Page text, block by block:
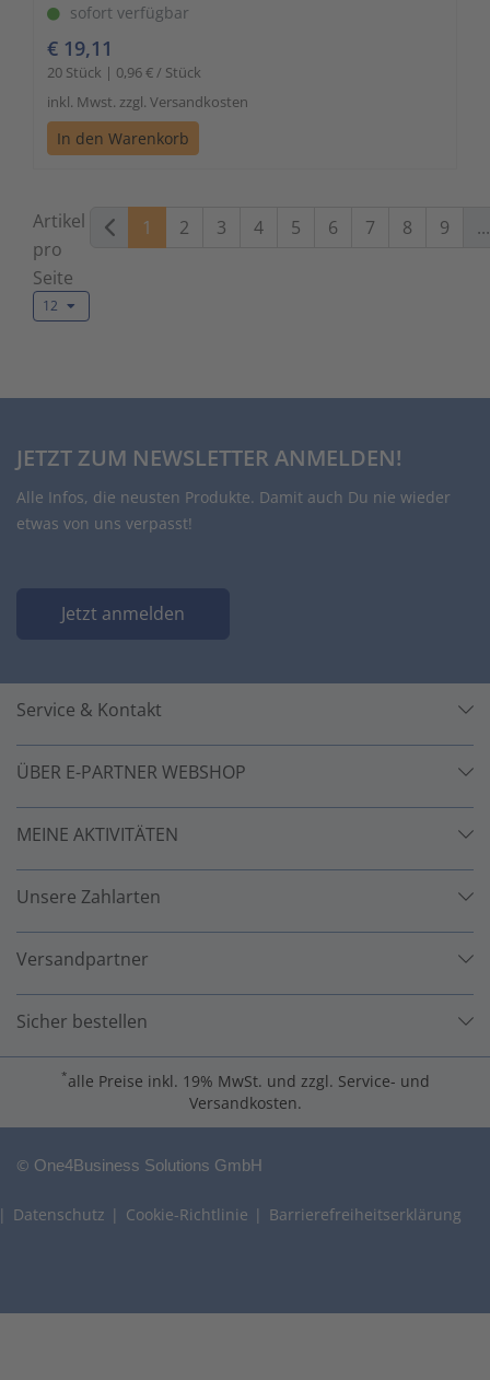
sofort verfügbar
€ 19,11
20 Stück | 0,96 € / Stück
inkl. Mwst. zzgl. Versandkosten
In den Warenkorb
Artikel
pro
Seite
12
1 2 3 4 5 6 7 8 9 ...
JETZT ZUM NEWSLETTER ANMELDEN!
Alle Infos, die neusten Produkte. Damit auch Du nie wieder
etwas von uns verpasst!
Jetzt anmelden
Service & Kontakt
ÜBER E-PARTNER WEBSHOP
MEINE AKTIVITÄTEN
Unsere Zahlarten
Versandpartner
Sicher bestellen
*alle Preise inkl. 19% MwSt. und zzgl. Service- und
Versandkosten.
© One4Business Solutions GmbH
Datenschutz Cookie-Richtlinie Barrierefreiheitserklärung